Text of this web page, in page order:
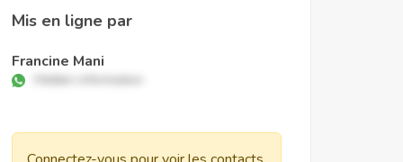
Mis en ligne par
Francine Mani
Hidden information